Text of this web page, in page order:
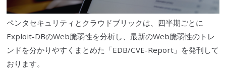
ペンタセキュリティ と クラウドブリックは、四半期ごとに
Exploit-DBのWeb脆弱性を分析し、最新のWeb脆弱性のトレ
ンドを分かりやすくまとめた「EDB/CVE-Report」を発刊して
おります。